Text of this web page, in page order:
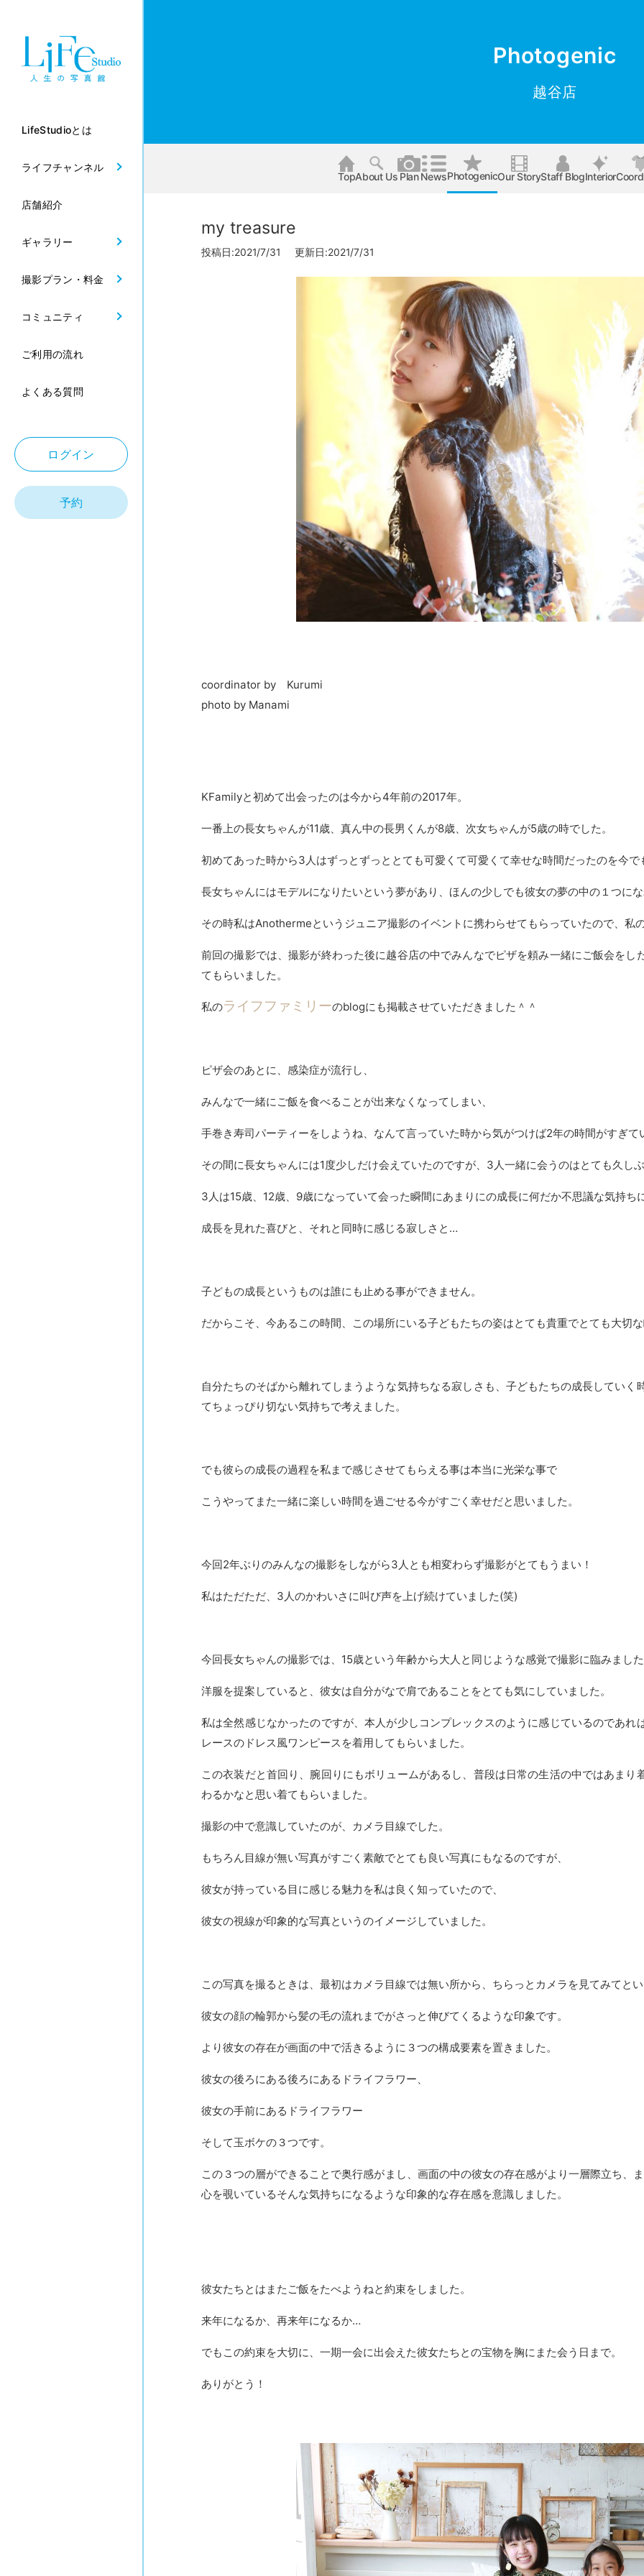
LifeStudioとは
ライフチャンネル
店舗紹介
ギャラリー
撮影プラン・料金
コミュニティ
ご利用の流れ
よくある質問
ログイン
予約
Photogenic
越谷店
TopAbout Us PlanNewsPhotogenicOur StoryStaff BlogInterior
my treasure
投稿日:2021/7/31 更新日:2021/7/31
coordinator by Kurumi
photo by Manami
KFamilyと初めて出会ったのは今から4年前の2017年。
一番上の長女ちゃんが11歳、真ん中の長男くんが8歳、次女ちゃんが5歳の時でした。
初めてあった時から3人はずっとずっととても可愛くて可愛くて幸せな時間だったのを今で
長女ちゃんにはモデルになりたいという夢があり、ほんの少しでも彼女の夢の中の１つに
その時私はAnothermeというジュニア撮影のイベントに携わらせてもらっていたので、私
前回の撮影では、撮影が終わった後に越谷店の中でみんなでピザを頼み一緒にご飯会を
てもらいました。
私のライフファミリーのblogにも掲載させていただきました＾＾
ピザ会のあとに、感染症が流行し、
みんなで一緒にご飯を食べることが出来なくなってしまい、
手巻き寿司パーティーをしようね、なんて言っていた時から気がつけば2年の時間がすぎて
その間に長女ちゃんには1度少しだけ会えていたのですが、3人一緒に会うのはとても久しぶ
3人は15歳、12歳、9歳になっていて会った瞬間にあまりにの成長に何だか不思議な気持ち
成長を見れた喜びと、それと同時に感じる寂しさと…
子どもの成長というものは誰にも止める事ができません。
だからこそ、今あるこの時間、この場所にいる子どもたちの姿はとても貴重でとても大切な
自分たちのそばから離れてしまうような気持ちなる寂しさも、子どもたちの成長してい
てちょっぴり切ない気持ちで考えました。
でも彼らの成長の過程を私まで感じさせてもらえる事は本当に光栄な事で
こうやってまた一緒に楽しい時間を過ごせる今がすごく幸せだと思いました。
今回2年ぶりのみんなの撮影をしながら3人とも相変わらず撮影がとてもうまい！
私はただただ、3人のかわいさに叫び声を上げ続けていました(笑)
今回長女ちゃんの撮影では、15歳という年齢から大人と同じような感覚で撮影に臨みました
洋服を提案していると、彼女は自分がなで肩であることをとても気にしていました。
私は全然感じなかったのですが、本人が少しコンプレックスのように感じているのであ
レースのドレス風ワンピースを着用してもらいました。
この衣装だと首回り、腕回りにもボリュームがあるし、普段は日常の生活の中ではあま
わるかなと思い着てもらいました。
撮影の中で意識していたのが、カメラ目線でした。
もちろん目線が無い写真がすごく素敵でとても良い写真にもなるのですが、
彼女が持っている目に感じる魅力を私は良く知っていたので、
彼女の視線が印象的な写真というのイメージしていました。
この写真を撮るときは、最初はカメラ目線では無い所から、ちらっとカメラを見てみてと
彼女の顔の輪郭から髪の毛の流れまでがさっと伸びてくるような印象です。
より彼女の存在が画面の中で活きるように３つの構成要素を置きました。
彼女の後ろにある後ろにあるドライフラワー、
彼女の手前にあるドライフラワー
そして玉ボケの３つです。
この３つの層ができることで奥行感がまし、画面の中の彼女の存在感がより一層際立ち、
心を覗いているそんな気持ちになるような印象的な存在感を意識しました。
彼女たちとはまたご飯をたべようねと約束をしました。
来年になるか、再来年になるか…
でもこの約束を大切に、一期一会に出会えた彼女たちとの宝物を胸にまた会う日まで。
ありがとう！